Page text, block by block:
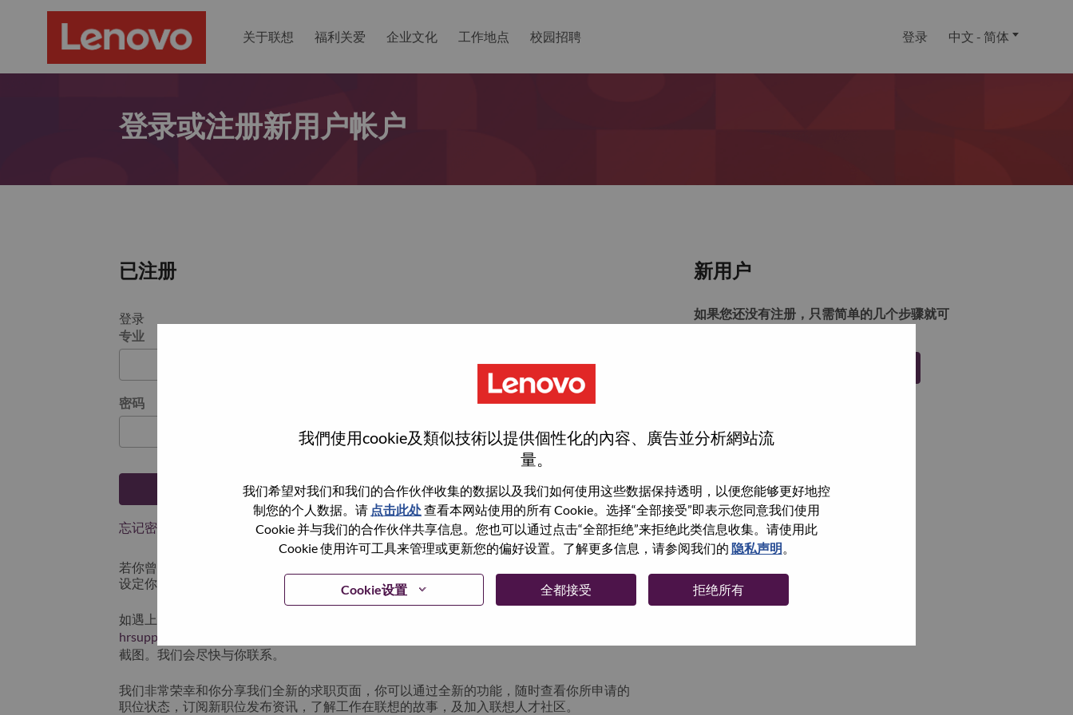
我們使用cookie及類似技術以提供個性化的內容、廣告並分析網站流
量。
我们希望对我们和我们的合作伙伴收集的数据以及我们如何使用这些数据保持透明，以便您能够更好地控
制您的个人数据。请 点击此处查看本网站使用的所有 Cookie。选择“全部接受”即表示您同意我们使用
Cookie 并与我们的合作伙伴共享信息。您也可以通过点击“全部拒绝”来拒绝此类信息收集。请使用此
Cookie 使用许可工具来管理或更新您的偏好设置。了解更多信息，请参阅我们的 隐私声明。
Cookie设置 全都接受 拒绝所有
关于联想 福利关爱 企业文化 工作地点 校园招聘 登录 中文 - 简体
登录或注册新用户帐户
已注册
登录
专业
密码
登陆
忘记密码了？
若你曾近期申请过我们的职位，你的电子邮箱将留存于系统中；你可以选择“忘记密码”重新
设定你的登入资料。
如遇上登录问题或无法注册为新用户时，请联系我们的人力资源团队
hrsupport@lenovo.com
截图。我们会尽快与你联系。
我们非常荣幸和你分享我们全新的求职页面，你可以通过全新的功能，随时查看你所申请的
职位状态，订阅新职位发布资讯，了解工作在联想的故事，及加入联想人才社区。
新用户
如果您还没有注册，只需简单的几个步骤就可